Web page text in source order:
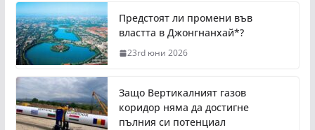
Предстоят ли промени във
властта в Джонгнанхай*?
23rd юни 2026
Защо Вертикалният газов
коридор няма да достигне
пълния си потенциал